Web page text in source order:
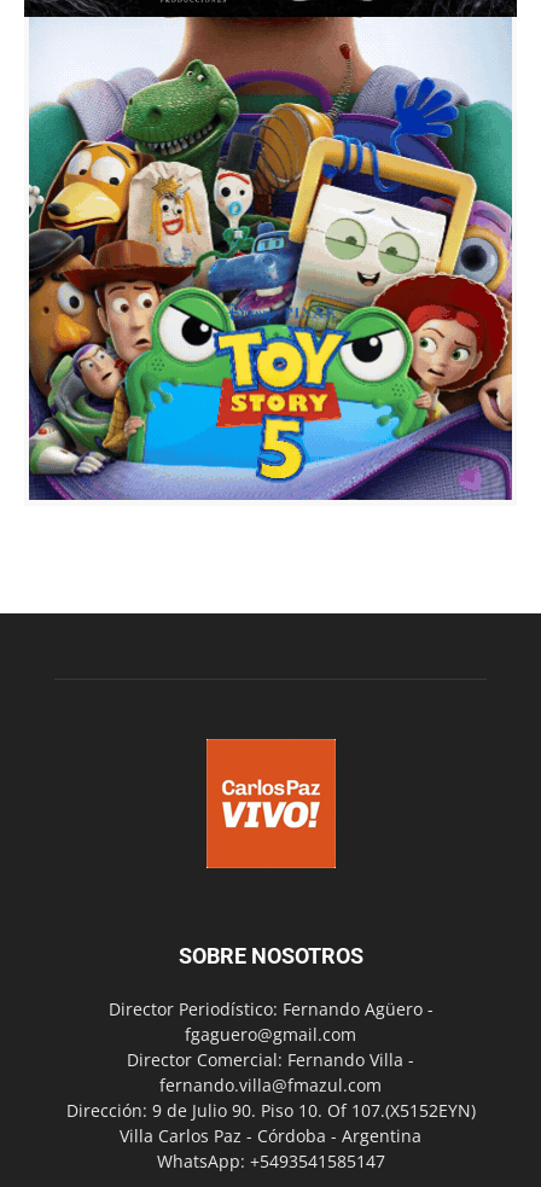
SOBRE NOSOTROS
Director Periodístico: Fernando Agüero -
fgaguero@gmail.com
Director Comercial: Fernando Villa -
fernando.villa@fmazul.com
Dirección: 9 de Julio 90. Piso 10. Of 107.(X5152EYN)
Villa Carlos Paz - Córdoba - Argentina
WhatsApp: +5493541585147